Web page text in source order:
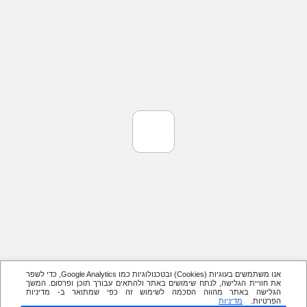
אנו משתמשים בעוגיות (Cookies) ובטכנולוגיות כמו Google Analytics, כדי לשפר
את חוויית הגלישה, לנתח שימושים באתר ולהתאים עבורך תוכן ופרסום. המשך
הגלישה באתר מהווה הסכמה לשימוש זה כפי שמתואר ב- מדיניות
הפרטיות.
מדיניות